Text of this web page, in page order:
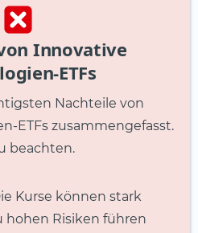
Innovative
ETFs
Nachteile von
ETFs zusammengefasst.
beachten.
Kurse können stark
hohen Risiken führen